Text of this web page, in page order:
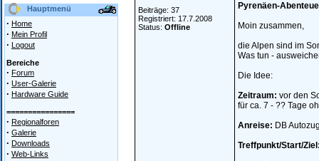
Hauptmenü
· Home
· Mein Profil
· Logout
Bereiche
· Forum
· User-Galerie
· Hardware Guide
================
· Regionalforen
· Galerie
· Downloads
· Web-Links
Beiträge: 37
Registriert: 17.7.2008
Status: Offline
Pyrenäen-
Moin zusammen,
die Alpen sind im
Was tun -
Die Idee:
Zeitraum: vor den
für ca. 7 - ?? Tage
Anreise: DB
Treffpunkt/Start/